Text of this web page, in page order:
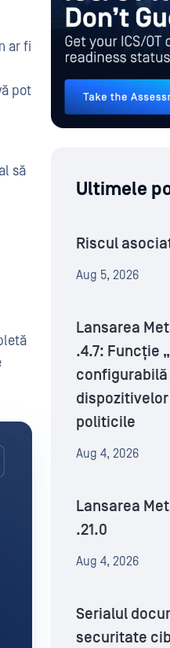
ar fi
pot
să
Ultimele
Riscul
Aug 5, 2026
Lansarea
.4.7: Funcție
politicile
Aug 4, 2026
Lansarea
.21.0
Aug 4, 2026
Serialul
securitate